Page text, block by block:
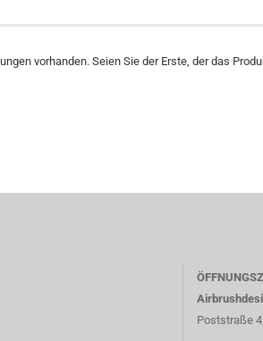
vorhanden. Seien Sie der Erste, der das
Poststraße